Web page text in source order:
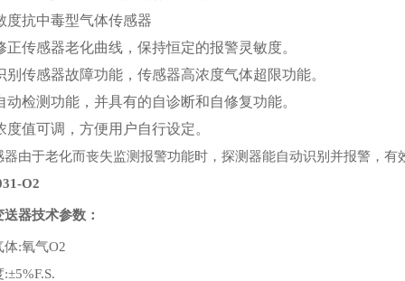
度抗中毒型气体传感器
正传感器老化曲线，保持恒定的报警灵敏度。
别传感器故障功能，传感器高浓度气体超限功能。
动检测功能，并具有的自诊断和自修复功能。
度值可调，方便用户自行设定。
器由于老化而丧失监测报警功能时，探测器能自动识别并报警，有
O2
器技术参数：
体:氧气O2
:±5%F.S.